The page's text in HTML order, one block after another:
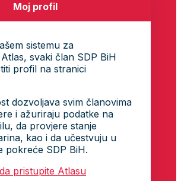
Moj profil
sistemu za
svaki član SDP BiH
profil na stranici
dozvoljava svim članovima
i ažuriraju podatke na
da provjere stanje
kao i da učestvuju u
pokreće SDP BiH.
pristupite Atlasu